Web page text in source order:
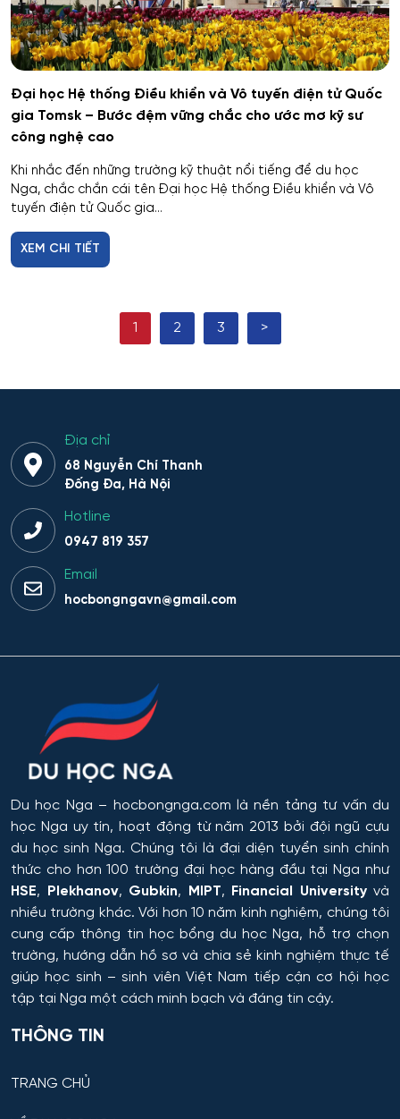
Hệ thống cấp nhiệt & điện cho thiết bị – cơ sở quân
sự kỹ thuật
Hệ thống dẫn đường và định vị
Hệ thống không gian và tên lửa
Hệ thống kỹ thuật radar đặc chủng
Hệ thống kỹ thuật tổ chức – kỹ thuật đặc thù
Hệ thống thông tin
Hệ thống thông tin và Công nghệ
Hệ thống thông tin và công nghệ thông tin truyền
thông
Hệ thống tên lửa và Khoa học Vũ trụ
Hệ thống tự động và điều khiển thông minh
Hệ thống và công nghệ sinh học kỹ thuật
Hệ thống và tổ hợp vô tuyến điện tử
Hệ thống điều khiển chuyển động và dẫn đường
Hệ thống điều khiển máy bay
Đại học Hệ thống Điều khiển và Vô tuyến điện tử Quốc
gia Tomsk – Bước đệm vững chắc cho ước mơ kỹ sư
công nghệ cao
Khi nhắc đến những trường kỹ thuật nổi tiếng để du học
Nga, chắc chắn cái tên Đại học Hệ thống Điều khiển và Vô
tuyến điện tử Quốc gia...
XEM CHI TIẾT
1 2 3 >
Địa chỉ
68 Nguyễn Chí Thanh
Đống Đa, Hà Nội
Hotline
0947 819 357
Email
hocbongngavn@gmail.com
Du học Nga – hocbongnga.com là nền tảng tư vấn du
học Nga uy tín, hoạt động từ năm 2013 bởi đội ngũ cựu
du học sinh Nga. Chúng tôi là đại diện tuyển sinh chính
thức cho hơn 100 trường đại học hàng đầu tại Nga như
HSE, Plekhanov, Gubkin, MIPT, Financial Universityvà
nhiều trường khác. Với hơn 10 năm kinh nghiệm, chúng tôi
cung cấp thông tin học bổng du học Nga, hỗ trợ chọn
trường, hướng dẫn hồ sơ và chia sẻ kinh nghiệm thực tế
giúp học sinh – sinh viên Việt Nam tiếp cận cơ hội học
tập tại Nga một cách minh bạch và đáng tin cậy.
THÔNG TIN
TRANG CHỦ